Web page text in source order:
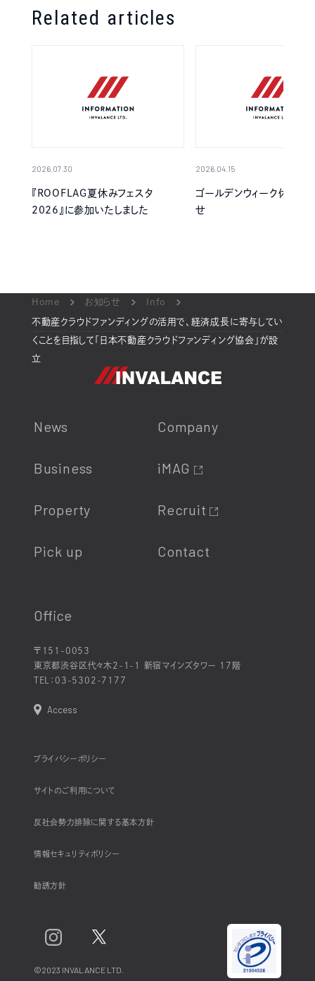
Related articles
2026.07.30
『ROOFLAG夏休みフェスタ
2026』に参加いたしました
2026.04.15
ゴールデンウィーク休業の
せ
Home お知らせ Info
不動産クラウドファンディングの活用で、経済成長に寄与してい
くことを目指して「日本不動産クラウドファンディング協会」が設
立
News
Business
Property
Pick up
Company
iMAG
Recruit
Contact
Office
〒151-0053
東京都渋谷区代々木2-1-1 新宿マインズタワー 17階
TEL： 03-5302-7177
Access
©2023 INVALANCE LTD.
プライバシーポリシー
サイトのご利用について
反社会勢力排除に関する基本方針
情報セキュリティポリシー
勧誘方針